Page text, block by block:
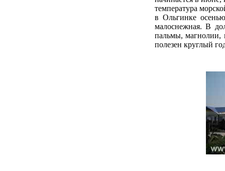
температура
в Ольгинке
малоснежная. В
пальмы, магнолии,
полезен круглый